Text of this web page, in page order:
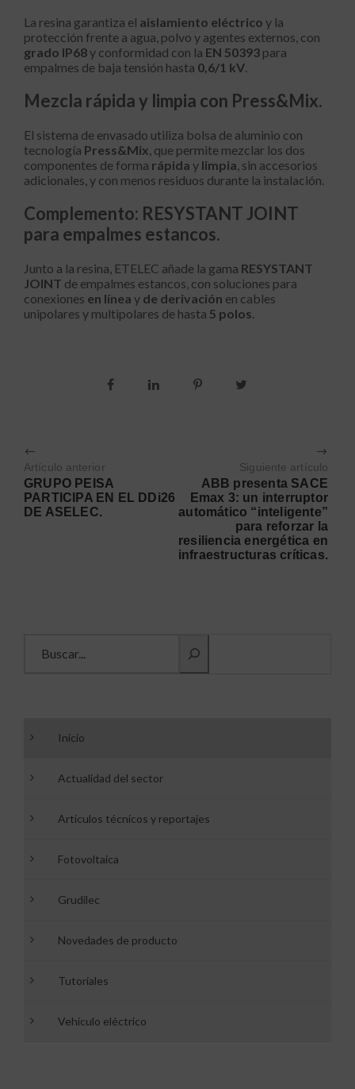
La resina garantiza el aislamiento eléctrico y la
protección frente a agua, polvo y agentes externos, con
grado IP68y conformidad con la EN 50393 para
empalmes de baja tensión hasta 0,6/1 kV.
Mezcla rápida y limpia con Press&Mix.
El sistema de envasado utiliza bolsa de aluminio con
tecnología Press&Mix, que permite mezclar los dos
componentes de forma rápida y limpia, sin accesorios
adicionales, y con menos residuos durante la instalación.
Complemento: RESYSTANT JOINT
para empalmes estancos.
Junto a la resina, ETELEC añade la gama RESYSTANT
JOINT de empalmes estancos, con soluciones para
conexiones en línea y de derivación en cables
unipolares y multipolares de hasta 5 polos.
Artículo anterior
GRUPO PEISA
PARTICIPA EN EL DDi26
DE ASELEC.
Siguiente artículo
ABB presenta SACE
Emax 3: un interruptor
automático “inteligente”
para reforzar la
resiliencia energética en
infraestructuras críticas.
Inicio
Actualidad del sector
Artículos técnicos y reportajes
Fotovoltaica
Grudilec
Novedades de producto
Tutoriales
Vehículo eléctrico